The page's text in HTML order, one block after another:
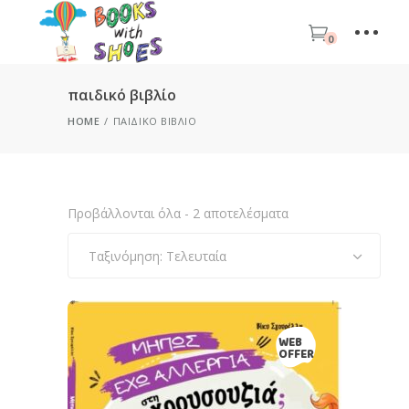
0
παιδικό βιβλίο
HOME ΠΑΙΔΙΚΌ ΒΙΒΛΊΟ
Προβάλλονται όλα - 2 αποτελέσματαby
Ταξινόμηση: Τελευταία
WEB
OFFER